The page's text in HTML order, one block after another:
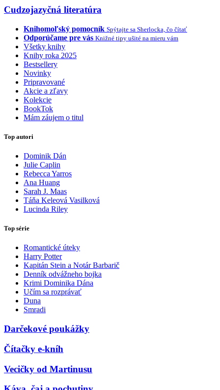
Cudzojazyčná literatúra
Knihomoľský pomocník Spýtajte sa Sherlocka, čo čítať
Odporúčame pre vás Knižné tipy ušité na mieru vám
Všetky knihy
Knihy roka 2025
Bestsellery
Novinky
Pripravované
Akcie a zľavy
Kolekcie
BookTok
Mám záujem o titul
Top autori
Dominik Dán
Julie Caplin
Rebecca Yarros
Ana Huang
Sarah J. Maas
Táňa Keleová Vasilková
Lucinda Riley
Top série
Romantické úteky
Harry Potter
Kapitán Stein a Notár Barbarič
Denník odvážneho bojka
Krimi Dominika Dána
Učím sa rozprávať
Duna
Smradi
Darčekové poukážky
Čítačky e-kníh
Vecičky od Martinusu